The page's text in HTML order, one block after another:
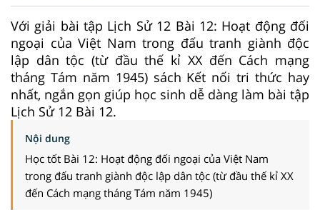
Với giải bài tập Lịch Sử 12 Bài 12: Hoạt động đối
ngoại của Việt Nam trong đấu tranh giành độc
lập dân tộc (từ đầu thế kỉ XX đến Cách mạng
tháng Tám năm 1945) sách Kết nối tri thức hay
nhất, ngắn gọn giúp học sinh dễ dàng làm bài tập
Lịch Sử 12 Bài 12.
Nội dung
Học tốt Bài 12: Hoạt động đối ngoại của Việt Nam
trong đấu tranh giành độc lập dân tộc (từ đầu thế kỉ XX
đến Cách mạng tháng Tám năm 1945)